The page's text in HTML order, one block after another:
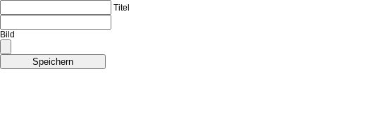
Titel
Bild